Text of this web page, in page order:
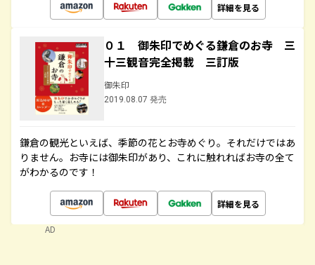
詳細を見る
０１ 御朱印でめぐる鎌倉のお寺 三
十三観音完全掲載 三訂版
御朱印
2019.08.07 発売
鎌倉の観光といえば、季節の花とお寺めぐり。それだけではあ
りません。お寺には御朱印があり、これに触れればお寺の全て
がわかるのです！
詳細を見る
AD